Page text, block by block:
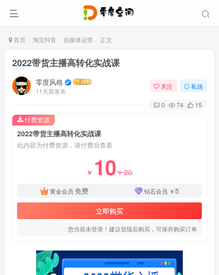
首页 淘宝抖音 自媒体运营 正文
2022带货主播高转化实战课
零度风格
11天前发布
关注 私信
0 74 15
2022带货主播高转化实战课
此内容为付费资源，请付费后查看
￥ 10￥20
黄金会员 免费 钻石会员 ￥5
立即购买
您当前未登录！建议登陆后购买，可保存购买订单
付费资源